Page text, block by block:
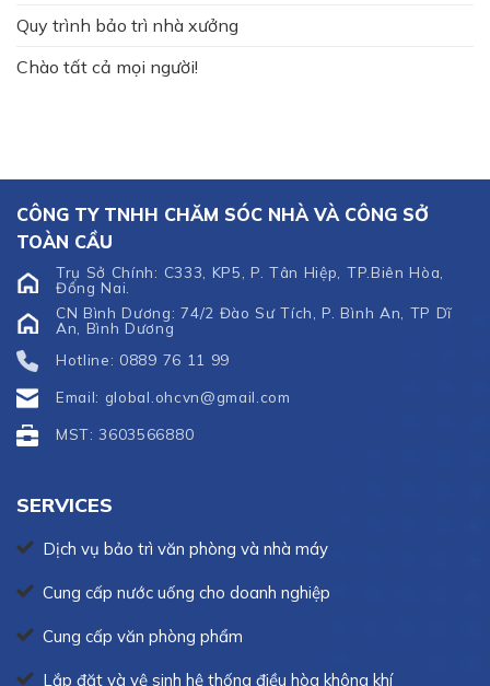
Quy trình bảo trì nhà xưởng
Chào tất cả mọi người!
CÔNG TY TNHH CHĂM SÓC NHÀ VÀ CÔNG SỞ
TOÀN CẦU
Trụ Sở Chính: C333, KP5, P. Tân Hiệp, TP.Biên Hòa,
Đồng Nai.
CN Bình Dương: 74/2 Đào Sư Tích, P. Bình An, TP Dĩ
An, Bình Dương
Hotline: 0889 76 11 99
Email: global.ohcvn@gmail.com
MST: 3603566880
SERVICES
Dịch vụ bảo trì văn phòng và nhà máy
Cung cấp nước uống cho doanh nghiệp
Cung cấp văn phòng phẩm
Lắp đặt và vệ sinh hệ thống điều hòa không khí